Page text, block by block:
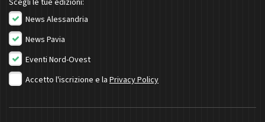
News Alessandria
News Pavia
Eventi Nord-Ovest
Accetto l'iscrizione e la Privacy Policy